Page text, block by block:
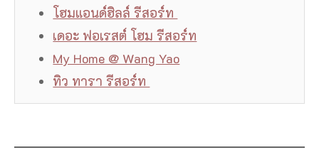
โฮมแอนด์ฮิลล์ รีสอร์ท
เดอะ ฟอเรสต์ โฮม รีสอร์ท
My Home @ Wang Yao
ทิว ทารา รีสอร์ท